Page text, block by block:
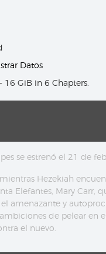
Datos
16 GiB in 6 Chapters.
se estrenó el 21 de
Hezekiah
Elefantes, Mary Carr,
amenazante y
de pelear
el nuevo.